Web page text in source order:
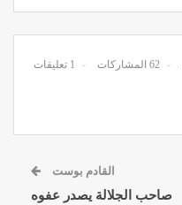
62 المشاركات 1 تعليقات
القادم بوست
صاحب الجلالة يصدر عفوه